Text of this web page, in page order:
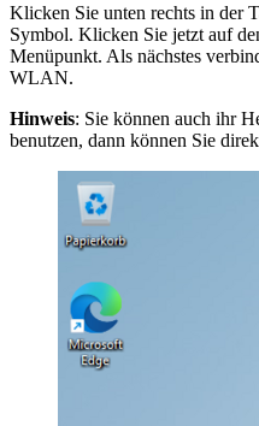
Klicken Sie unten rechts in der
Symbol. Klicken Sie jetzt auf
Menüpunkt. Als nächstes
WLAN.
Hinweis: Sie können auch ihr
benutzen, dann können Sie